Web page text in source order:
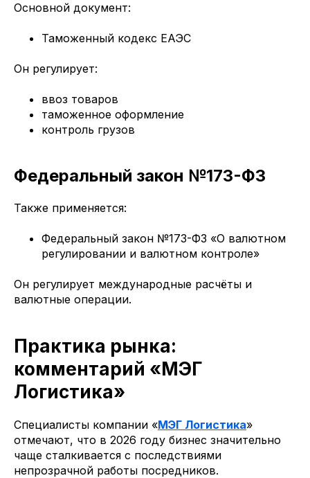
Основной документ:
Таможенный кодекс ЕАЭС
Он регулирует:
ввоз товаров
таможенное оформление
контроль грузов
Федеральный закон №173-ФЗ
Также применяется:
Федеральный закон №173-ФЗ «О валютном
регулировании и валютном контроле»
Он регулирует международные расчёты и
валютные операции.
Практика рынка:
комментарий «МЭГ
Логистика»
Специалисты компании «МЭГ Логистика»
отмечают, что в 2026 году бизнес значительно
чаще сталкивается с последствиями
непрозрачной работы посредников.